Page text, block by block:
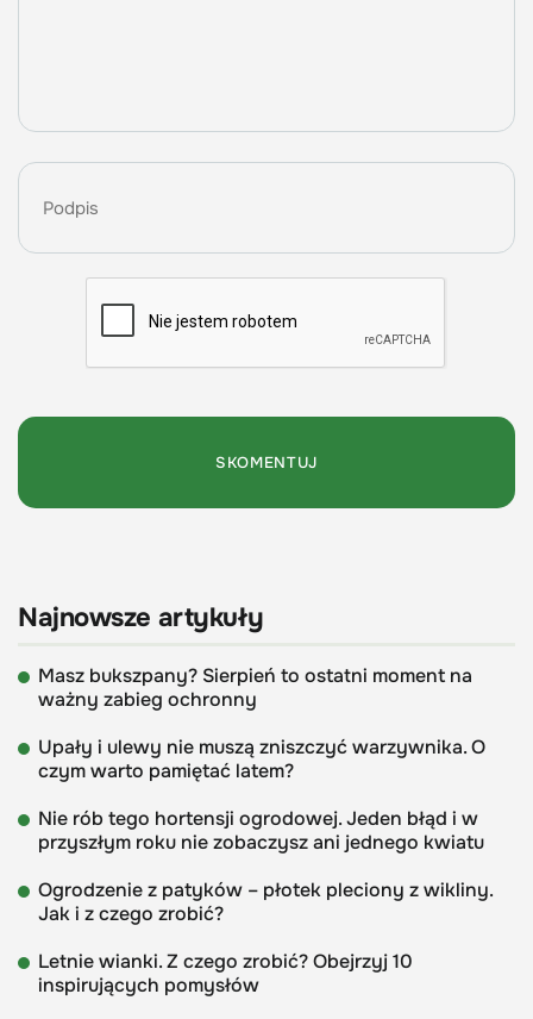
Najnowsze artykuły
Masz bukszpany? Sierpień to ostatni moment na
ważny zabieg ochronny
Upały i ulewy nie muszą zniszczyć warzywnika. O
czym warto pamiętać latem?
Nie rób tego hortensji ogrodowej. Jeden błąd i w
przyszłym roku nie zobaczysz ani jednego kwiatu
Ogrodzenie z patyków – płotek pleciony z wikliny.
Jak i z czego zrobić?
Letnie wianki. Z czego zrobić? Obejrzyj 10
inspirujących pomysłów